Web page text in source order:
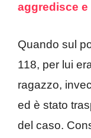
aggredisce
Quando sul
118, per lui
ragazzo,
ed è stato
del caso.